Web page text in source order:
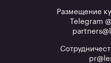
Размещение
Telegram